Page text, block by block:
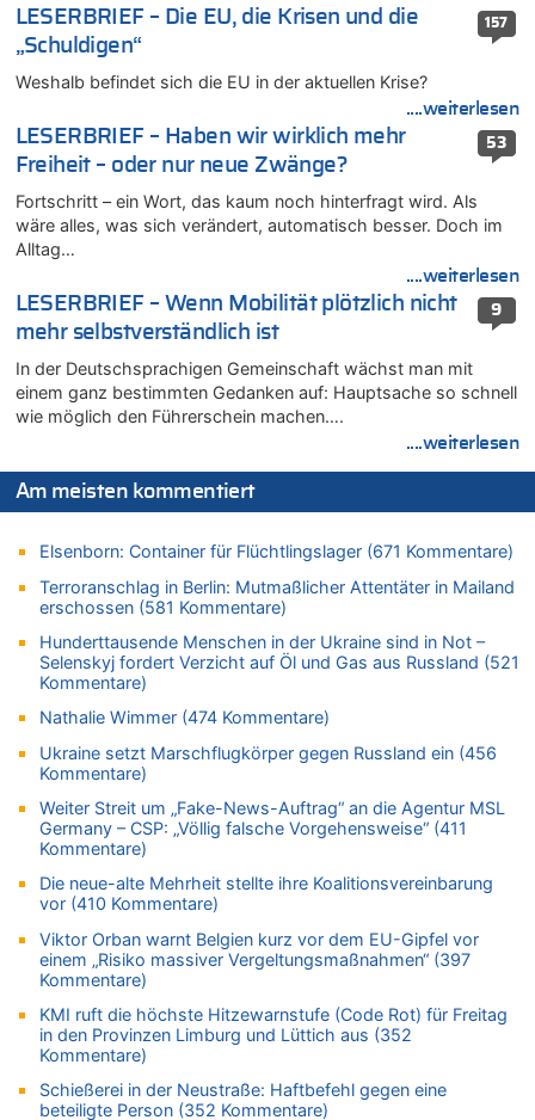
Tempolimit in 30er-Zonen – Untersuchung von Vias
07.08.2026 - 09:31 von Ermitler zu
Das 44. Tirolerfest in Eupen in Bildern [Fotogalerie]
AS Eupen: „Keiner weiß, wohin die Reise geht…“
07.08.2026 - 09:03 von JoKrings zu
07.08.2026 - 01:12 von WK zu
Warum die Waldbrände in Frankreich und Spanien Rekorde
07.08.2026 - 01:03 von Hugo Egon Bernhard von Sinnen zu
Zweite Hitzewelle in diesem Sommer ist jetzt amtlich
07.08.2026 - 00:50 von WK zu
Wie kam es zur Ceuta-Krise?
07.08.2026 - 00:06 von 5/11 zu
Mehrere Menschen in Londons City niedergestochen
06.08.2026 - 23:53 von Foto Anneliese zu
Mehrere Menschen in Londons City niedergestochen
FIFA-Spitze demonstriert Einigkeit trotz Kritik und neuer
Vorwürfe gegen Präsident Gianni Infantino
06.08.2026 - 22:48 von DG zu
FIFA-Spitze demonstriert Einigkeit trotz Kritik und neuer
Vorwürfe gegen Präsident Gianni Infantino
06.08.2026 - 22:07 von DR ALBERN zu
FIFA-Spitze demonstriert Einigkeit trotz Kritik und neuer
06.08.2026 - 21:27 von klar zu
06.08.2026 - 21:19 von Ach zu
Zweite Hitzewelle in diesem Sommer ist jetzt amtlich
06.08.2026 - 21:16 von michlaustderaffe zu
Zweite Hitzewelle in diesem Sommer ist jetzt amtlich
06.08.2026 - 21:14 von Ach zu
Aachen ab 11. August wieder Mekka des Pferdesports –
Belgien setzt bei Reit-WM auf starke Springreiter
06.08.2026 - 20:43 von 5/11 zu
Wasserstand des Rheins in NRW so niedrig wie noch nie
06.08.2026 - 20:35 von Wolfgang2 zu
Zurück an den Rhein: Hendrich wechselt zum 1. FC Köln
157
LESERBRIEF – Die EU, die Krisen und die
„Schuldigen“
Weshalb befindet sich die EU in der aktuellen Krise?
....weiterlesen
53
LESERBRIEF – Haben wir wirklich mehr
Freiheit – oder nur neue Zwänge?
Fortschritt – ein Wort, das kaum noch hinterfragt wird. Als
wäre alles, was sich verändert, automatisch besser. Doch im
Alltag…
....weiterlesen
9
LESERBRIEF – Wenn Mobilität plötzlich nicht
mehr selbstverständlich ist
In der Deutschsprachigen Gemeinschaft wächst man mit
einem ganz bestimmten Gedanken auf: Hauptsache so schnell
wie möglich den Führerschein machen….
....weiterlesen
Am meisten kommentiert
Elsenborn: Container für Flüchtlingslager (671 Kommentare)
Terroranschlag in Berlin: Mutmaßlicher Attentäter in Mailand
erschossen (581 Kommentare)
Hunderttausende Menschen in der Ukraine sind in Not –
Selenskyj fordert Verzicht auf Öl und Gas aus Russland (521
Kommentare)
Nathalie Wimmer (474 Kommentare)
Ukraine setzt Marschflugkörper gegen Russland ein (456
Kommentare)
Weiter Streit um „Fake-News-Auftrag“ an die Agentur MSL
Germany – CSP: „Völlig falsche Vorgehensweise“ (411
Kommentare)
Die neue-alte Mehrheit stellte ihre Koalitionsvereinbarung
vor (410 Kommentare)
Viktor Orban warnt Belgien kurz vor dem EU-Gipfel vor
einem „Risiko massiver Vergeltungsmaßnahmen“ (397
Kommentare)
KMI ruft die höchste Hitzewarnstufe (Code Rot) für Freitag
in den Provinzen Limburg und Lüttich aus (352
Kommentare)
Schießerei in der Neustraße: Haftbefehl gegen eine
beteiligte Person (352 Kommentare)